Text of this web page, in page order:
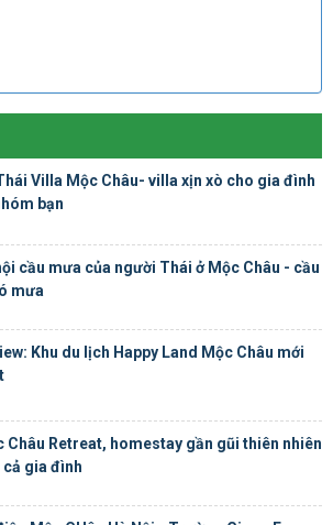
Villa Mộc Châu- villa xịn xò cho gia đình
bạn
cầu mưa của người Thái ở Mộc Châu - cầu
mưa
Khu du lịch Happy Land Mộc Châu mới
Châu Retreat, homestay gần gũi thiên nhiên
cả gia đình